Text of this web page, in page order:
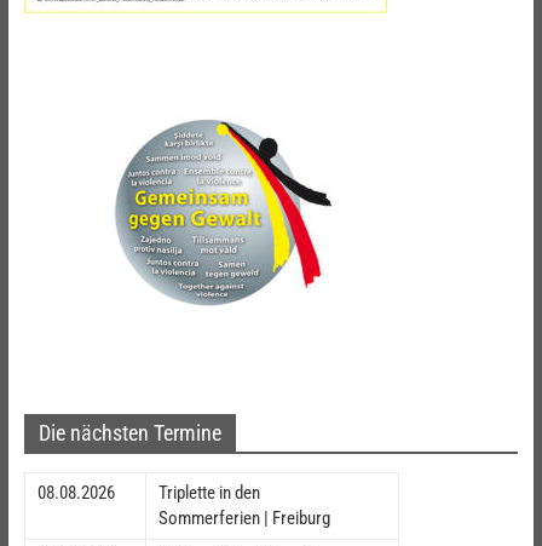
Die nächsten Termine
08.08.2026
Triplette in den
Sommerferien | Freiburg